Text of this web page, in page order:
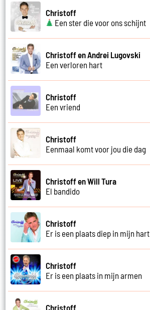
Christoff
Een ster die voor ons schijnt
Christoff en Andrei Lugovski
Een verloren hart
Christoff
Een vriend
Christoff
Eenmaal komt voor jou die dag
Christoff en Will Tura
El bandido
Christoff
Er is een plaats diep in mijn hart
Christoff
Er is een plaats in mijn armen
Christoff